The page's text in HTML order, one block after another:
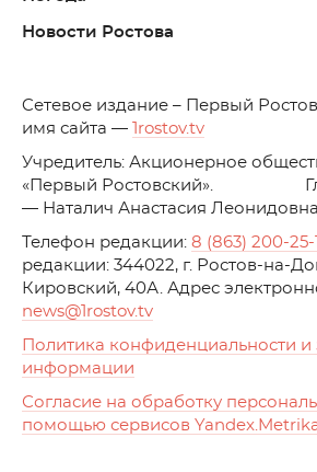
Новости Ростова
Cетевое издание – Первый
имя сайта —
1rostov.tv
Учредитель: Акционерное
«Первый Ростовский».
— Наталич Анастасия
Телефон редакции: 8 (863) 200-25-
редакции: 344022, г. Ростов-на-
Кировский, 40А. Адрес
news@1rostov.tv
Политика конфиденциальности
информации
Согласие на обработку
помощью сервисов